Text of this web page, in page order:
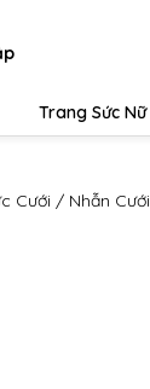
Trang Sức Nữ
Cưới / Nhẫn Cưới